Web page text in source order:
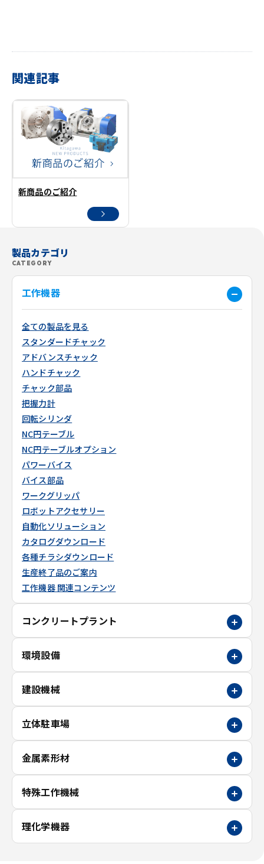
製品カテゴリ
CATEGORY
工作機器
全ての製品を見る
スタンダードチャック
アドバンスチャック
ハンドチャック
チャック部品
把握力計
回転シリンダ
NC円テーブル
NC円テーブルオプション
パワーバイス
バイス部品
ワークグリッパ
ロボットアクセサリー
自動化ソリューション
カタログダウンロード
各種チラシダウンロード
生産終了品のご案内
工作機器 関連コンテンツ
コンクリートプラント
環境設備
建設機械
立体駐車場
金属素形材
特殊工作機械
理化学機器
関連記事
新商品のご紹介